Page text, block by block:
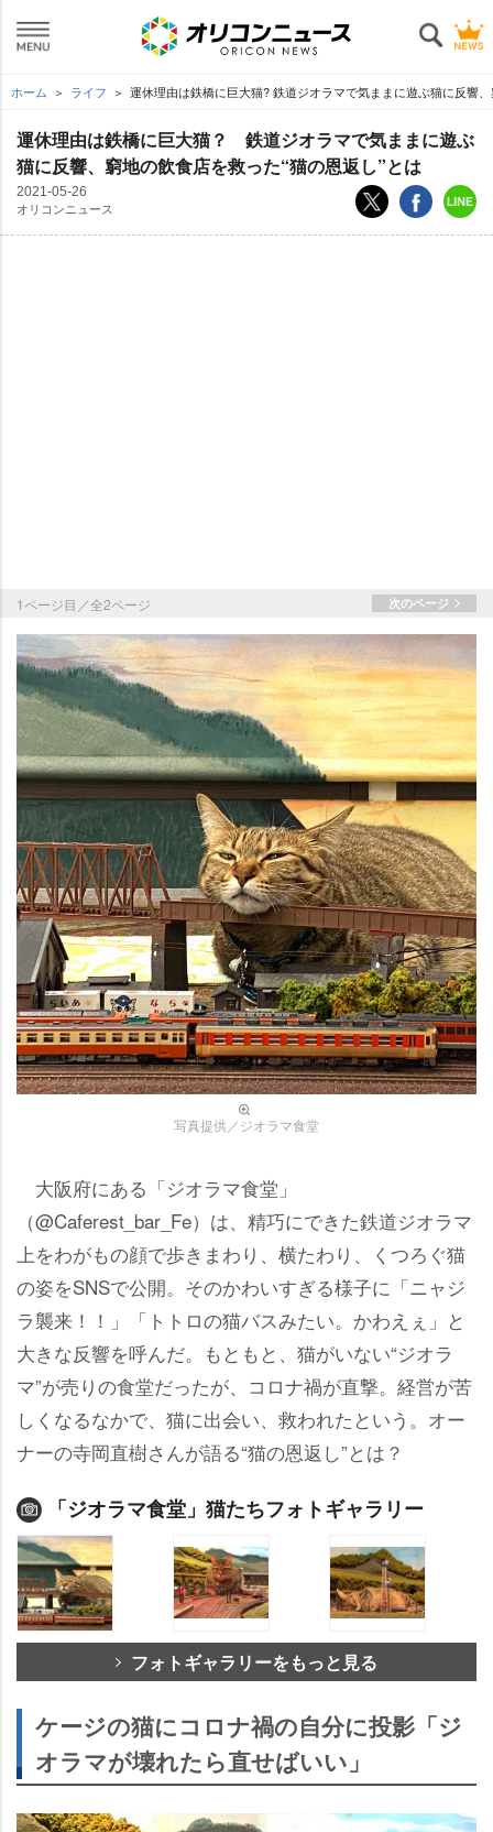
ホーム ライフ 運休理由は鉄橋に巨大猫? 鉄道ジオラマで気ままに遊ぶ猫に反響
運休理由は鉄橋に巨大猫？ 鉄道ジオラマで気ままに遊ぶ
猫に反響、窮地の飲食店を救った“猫の恩返し”とは
2021-05-26
オリコンニュース
1ページ目／全2ページ 次のページ
写真提供／ジオラマ食堂
大阪府にある「ジオラマ食堂」
（@Caferest_bar_Fe）は、精巧にできた鉄道ジオラマ
上をわがもの顔で歩きまわり、横たわり、くつろぐ猫
の姿をSNSで公開。そのかわいすぎる様子に「ニャジ
ラ襲来！！」「トトロの猫バスみたい。かわえぇ」と
大きな反響を呼んだ。もともと、猫がいない“ジオラ
マ”が売りの食堂だったが、コロナ禍が直撃。経営が苦
しくなるなかで、猫に出会い、救われたという。オー
ナーの寺岡直樹さんが語る“猫の恩返し”とは？
「ジオラマ食堂」猫たちフォトギャラリー
フォトギャラリーをもっと見る
ケージの猫にコロナ禍の自分に投影「ジ
オラマが壊れたら直せばいい」